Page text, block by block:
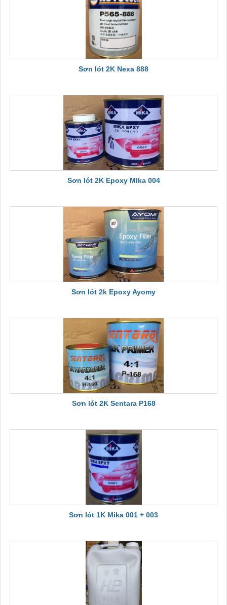
Sơn lót 2K Nexa 888
Sơn lót 2K Epoxy MIka 004
Sơn lót 2k Epoxy Ayomy
Sơn lót 2K Sentara P168
Sơn lót 1K Mika 001 + 003